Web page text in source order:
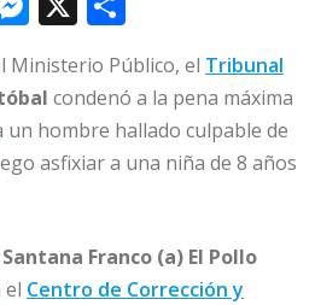
p
e
ss
e
n
e
r
o
m
p
ar
Ministerio Público, el Tribunal
condenó a la pena máxima
un hombre hallado culpable de
asfixiar a una niña de 8 años
Franco (a) El Pollo
el Centro de Corrección y